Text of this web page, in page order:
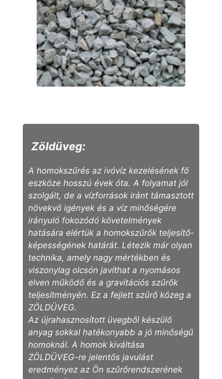
Zöldüveg:
A homokszűrés az ivóvíz kezelésének fő
eszköze hosszú évek óta. A folyamat jól
szolgált, de a vízforrások iránt támasztott
növekvő igények és a víz minőségére
irányuló fokozódó követelmények
hatására elértük a homokszűrők teljesítő-
képességének határát. Létezik már olyan
technika, amely nagy mértékben és
viszonylag olcsón javíthat a nyomásos
elven működő és a gravitációs szűrők
teljesítményén. Ez a fejlett szűrő közeg a
ZÖLDÜVEG.
Az újrahasznosított üvegből készülő
anyag sokkal hatékonyabb a jó minőségű
homoknál. A homok kiváltása
ZÖLDÜVEG-re jelentős javulást
eredményez az Ön szűrőrendszerének